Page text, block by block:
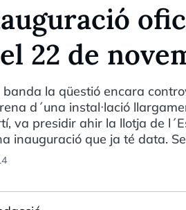
22 de
la qüestió encara
d´una instal·lació
va presidir ahir la llotja de
inauguració que ja té data.